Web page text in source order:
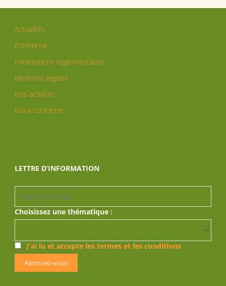
Actualités
Entreprise
Informations réglementaires
Mentions légales
Nos activités
Nous contacter
LETTRE D’INFORMATION
Choisissez une thématique :
J'ai lu et accepte les termes et les conditions